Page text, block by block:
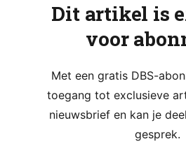
Dit artikel is
voor
Met een gratis DBS-
toegang tot exclusieve
nieuwsbrief en kan je
gesprek.